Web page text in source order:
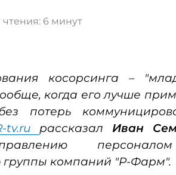
6 минут
косорсинга –
когда его лучше
потерь
tv.ru рассказал Иван
компаний "Р-Фарм".